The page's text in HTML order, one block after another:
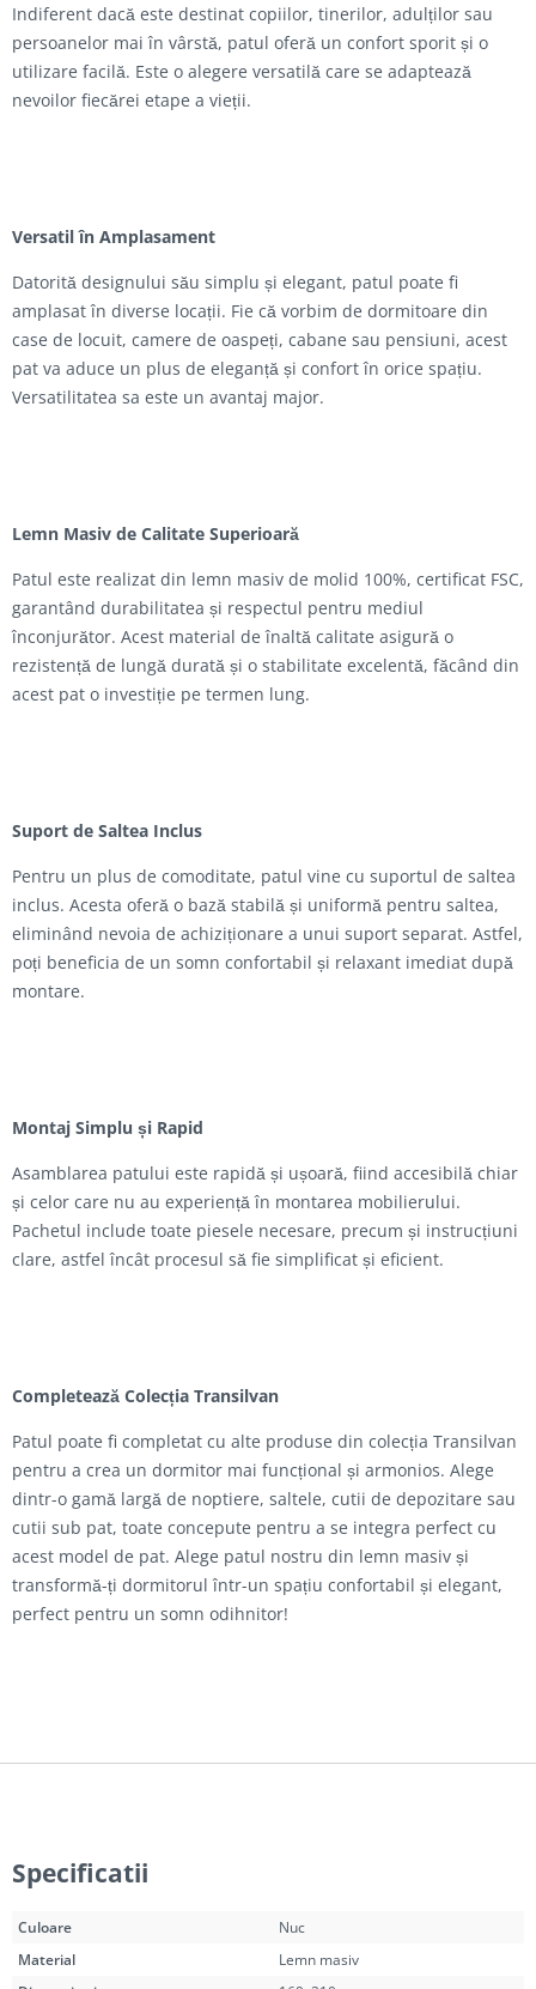
Indiferent dacă este destinat copiilor, tinerilor, adulților sau
persoanelor mai în vârstă, patul oferă un confort sporit și o
utilizare facilă. Este o alegere versatilă care se adaptează
nevoilor fiecărei etape a vieții.
Versatil în Amplasament
Datorită designului său simplu și elegant, patul poate fi
amplasat în diverse locații. Fie că vorbim de dormitoare din
case de locuit, camere de oaspeți, cabane sau pensiuni, acest
pat va aduce un plus de eleganță și confort în orice spațiu.
Versatilitatea sa este un avantaj major.
Lemn Masiv de Calitate Superioară
Patul este realizat din lemn masiv de molid 100%, certificat FSC,
garantând durabilitatea și respectul pentru mediul
înconjurător. Acest material de înaltă calitate asigură o
rezistență de lungă durată și o stabilitate excelentă, făcând din
acest pat o investiție pe termen lung.
Suport de Saltea Inclus
Pentru un plus de comoditate, patul vine cu suportul de saltea
inclus. Acesta oferă o bază stabilă și uniformă pentru saltea,
eliminând nevoia de achiziționare a unui suport separat. Astfel,
poți beneficia de un somn confortabil și relaxant imediat după
montare.
Montaj Simplu și Rapid
Asamblarea patului este rapidă și ușoară, fiind accesibilă chiar
și celor care nu au experiență în montarea mobilierului.
Pachetul include toate piesele necesare, precum și instrucțiuni
clare, astfel încât procesul să fie simplificat și eficient.
Completează Colecția Transilvan
Patul poate fi completat cu alte produse din colecția Transilvan
pentru a crea un dormitor mai funcțional și armonios. Alege
dintr-o gamă largă de noptiere, saltele, cutii de depozitare sau
cutii sub pat, toate concepute pentru a se integra perfect cu
acest model de pat. Alege patul nostru din lemn masiv și
transformă-ți dormitorul într-un spațiu confortabil și elegant,
perfect pentru un somn odihnitor!
Specificatii
Culoare
Nuc
Material
Lemn masiv